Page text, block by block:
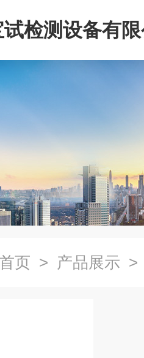
检测设备有
页 > 产品展示